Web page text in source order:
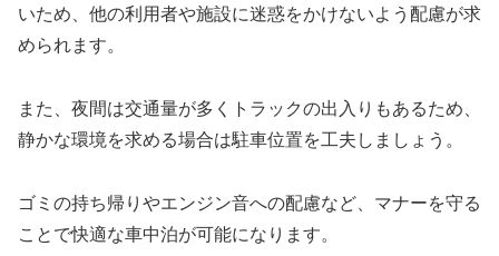
いため、他の利用者や施設に迷惑をかけないよう配慮が求
められます。
また、夜間は交通量が多くトラックの出入りもあるため、
静かな環境を求める場合は駐車位置を工夫しましょう。
ゴミの持ち帰りやエンジン音への配慮など、マナーを守る
ことで快適な車中泊が可能になります。